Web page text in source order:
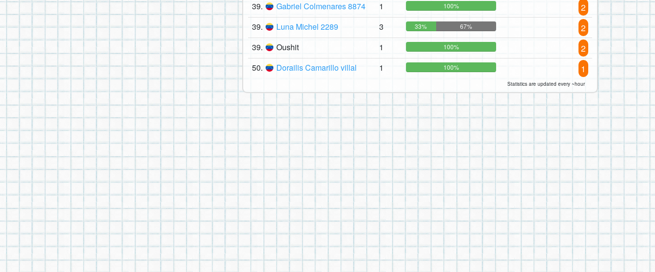
39. Gabriel Colmenares 8874 1 100% 2
39. Luna Michel 2289 3 33% 67% 2
39. Oushit 1 100% 2
50. Dorailis Camarillo villal 1 100% 1
Statistics are updated every ~hour